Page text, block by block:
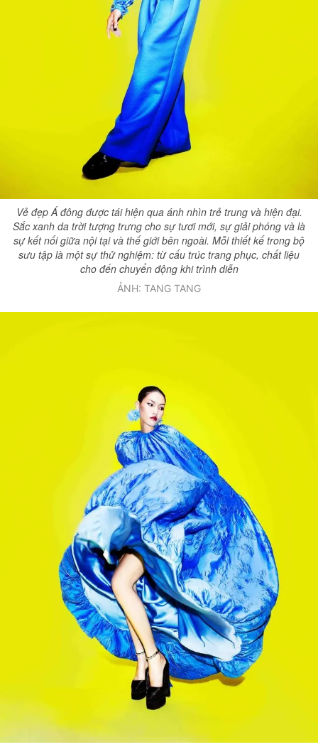
Vẻ đẹp Á đông được tái hiện qua ánh nhìn trẻ trung và hiện đại.
Sắc xanh da trời tượng trưng cho sự tươi mới, sự giải phóng và là
sự kết nối giữa nội tại và thế giới bên ngoài. Mỗi thiết kế trong bộ
sưu tập là một sự thử nghiệm: từ cấu trúc trang phục, chất liệu
cho đến chuyển động khi trình diễn
ẢNH: TANG TANG